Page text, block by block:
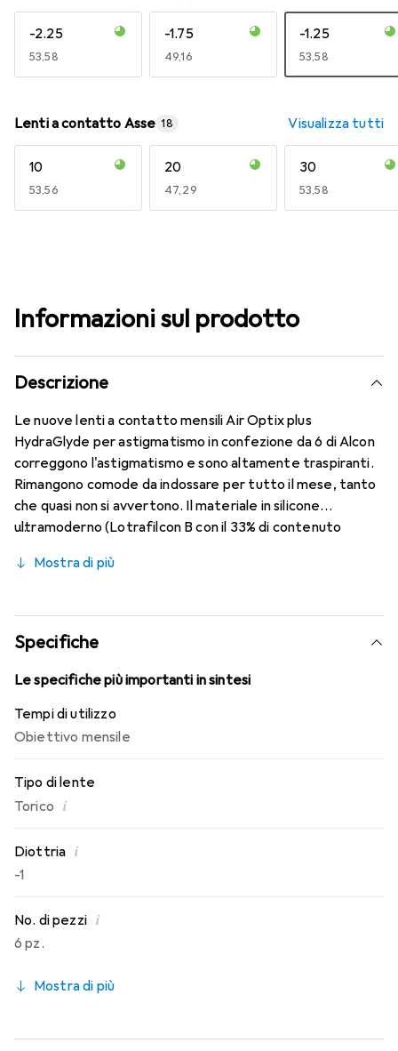
-2.25
EUR
53,58
-1.75
EUR
49,16
-1.25
EUR
53,58
Lenti a contatto Asse 18 Visualizza tutti
10
EUR
53,56
20
EUR
47,29
30
EUR
53,58
Informazioni sul prodotto
Descrizione
Le nuove lenti a contatto mensili Air Optix plus
HydraGlyde per astigmatismo in confezione da 6 di Alcon
correggono l'astigmatismo e sono altamente traspiranti.
Rimangono comode da indossare per tutto il mese, tanto
che quasi non si avvertono. Il materiale in silicone
ultramoderno (Lotrafilcon B con il 33% di contenuto
HydraGlyde Moisture Matrix e la conosciuta tecnologia
indossabilità che conosci. Un comfort duraturo e senza
interruzioni per tutto il giorno con le lenti mensili.
Mostra di più
Specifiche
Le specifiche più importanti in sintesi
Tempi di utilizzo
Obiettivo mensile
Tipo di lente
Torico i
Diottria i
-1
No. di pezzi i
6 pz.
Mostra di più